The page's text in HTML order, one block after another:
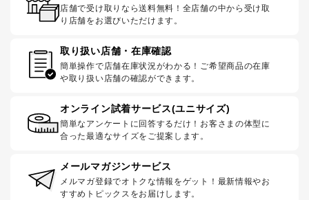
店舗で受け取りなら送料無料！全店舗の中から受け取
り店舗をお選びいただけます。
取り扱い店舗・在庫確認
簡単操作で店舗在庫状況がわかる！ご希望商品の在庫
や取り扱い店舗の確認ができます。
オンライン試着サービス(ユニサイズ)
簡単なアンケートに回答するだけ！お客さまの体型に
合った最適なサイズをご提案します。
メールマガジンサービス
メルマガ登録でオトクな情報をゲット！最新情報やお
すすめトピックスをお届けします。